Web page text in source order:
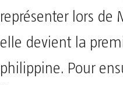
représenter lors de
elle devient la
philippine. Pour